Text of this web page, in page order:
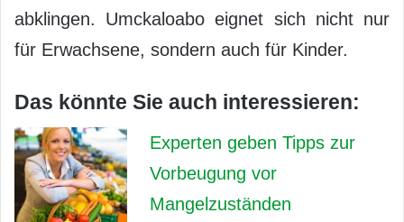
abklingen. Umckaloabo eignet sich nicht nur
für Erwachsene, sondern auch für Kinder.
Das könnte Sie auch interessieren:
Experten geben Tipps zur
Vorbeugung vor
Mangelzuständen